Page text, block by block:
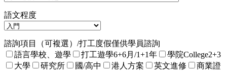
語文程度
諮詢項目（可複選）/打工度假僅供學員諮詢
語言學校、遊學
打工遊學6+6月/1+1年
學院College2+3
大學
研究所 國/高中 港人方案 英文進修
商業證